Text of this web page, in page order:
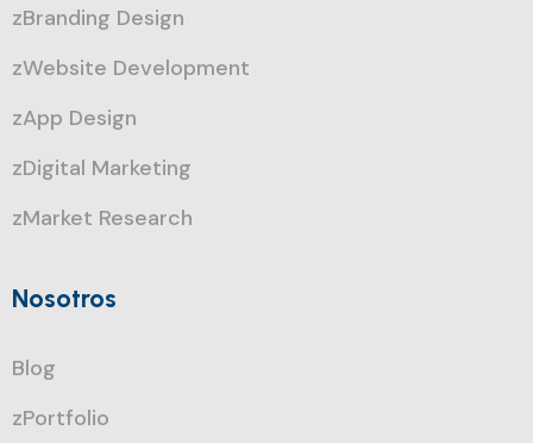
zBranding Design
zWebsite Development
zApp Design
zDigital Marketing
zMarket Research
Nosotros
Blog
zPortfolio